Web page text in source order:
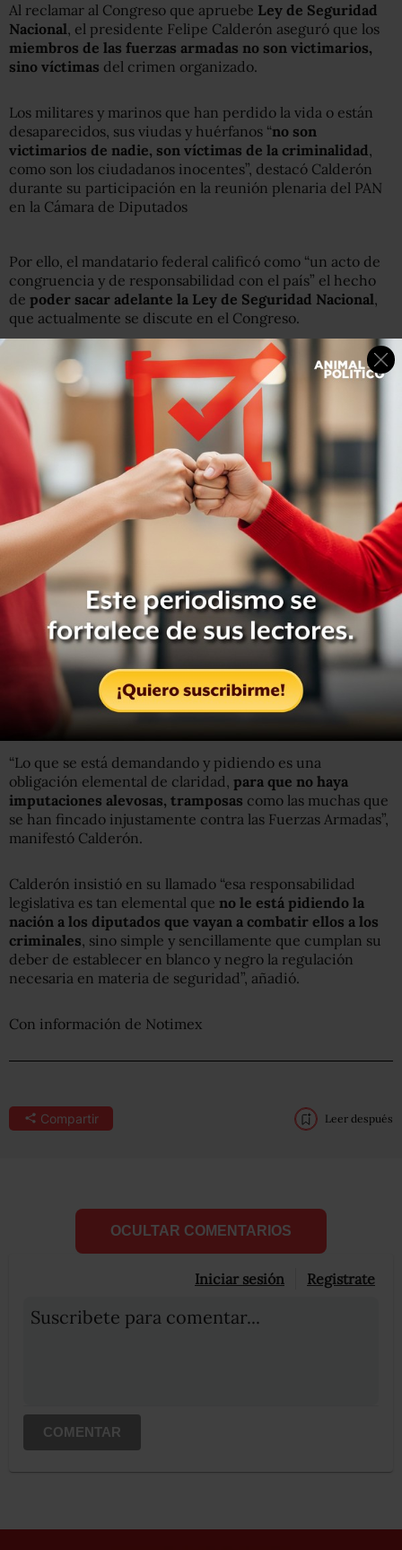
Al reclamar al Congreso que apruebe Ley de Seguridad
Nacional, el presidente Felipe Calderón aseguró que los
miembros de las fuerzas armadas no son victimarios,
sino víctimas del crimen organizado.
Los militares y marinos que han perdido la vida o están
desaparecidos, sus viudas y huérfanos “no son
victimarios de nadie, son víctimas de la criminalidad,
como son los ciudadanos inocentes”, destacó Calderón
durante su participación en la reunión plenaria del PAN
en la Cámara de Diputados
Por ello, el mandatario federal calificó como “un acto de
congruencia y de responsabilidad con el país” el hecho
de poder sacar adelante la Ley de Seguridad Nacional,
que actualmente se discute en el Congreso.
Calderón aseguró quela gente pide protección y para
ello acuden el Ejército Mexicano, la Marina y la Policía
Federal
, por lo que destacó que lo que menos se puede
pedir es que se den las condiciones de certidumbre de
esa intervención.
“Lo que se está demandando y pidiendo es una
obligación elemental de claridad, para que no haya
imputaciones alevosas, tramposas como las muchas que
se han fincado injustamente contra las Fuerzas Armadas”,
manifestó Calderón.
Calderón insistió en su llamado “esa responsabilidad
legislativa es tan elemental que no le está pidiendo la
nación a los diputados que vayan a combatir ellos a los
criminales , sino simple y sencillamente que cumplan su
deber de establecer en blanco y negro la regulación
necesaria en materia de seguridad”, añadió.
Con información de Notimex
Compartir Leer después
OCULTAR COMENTARIOS
Iniciar sesión Registrate
Suscribete para comentar...
COMENTAR